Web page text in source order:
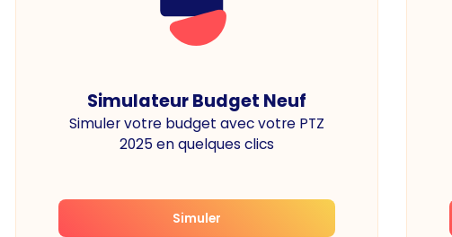
Simulateur Budget Neuf
Simuler votre budget avec votre PTZ
2025 en quelques clics
Simuler